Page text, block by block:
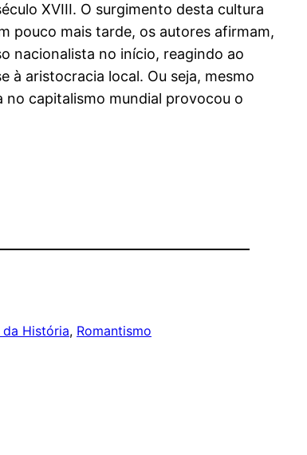
XVIII. O surgimento desta cultura
pouco mais tarde, os autores afirmam,
nacionalista no início, reagindo ao
à aristocracia local. Ou seja, mesmo
capitalismo mundial provocou o
História, Romantismo